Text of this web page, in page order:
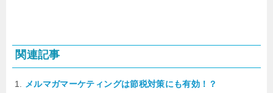
関連記事
メルマガマーケティングは節税対策にも有効！？